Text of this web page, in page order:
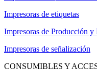
Impresoras de etiquetas
Impresoras de Producción y
Impresoras de señalización
CONSUMIBLES Y